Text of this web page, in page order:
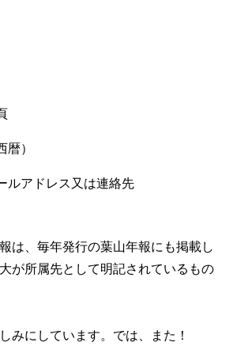
暦）
ルアドレス又は連絡先
は、毎年発行の葉山年報にも掲載し
が所属先として明記されているもの
みにしています。では、また！